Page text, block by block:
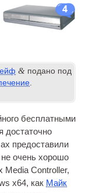
4
& подано под
.
бесплатными
достаточно
предоставили
очень хорошо
Media Controller,
x64, как Майк